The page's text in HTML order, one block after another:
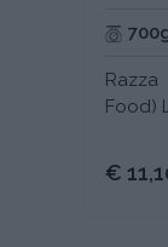
Food)
€